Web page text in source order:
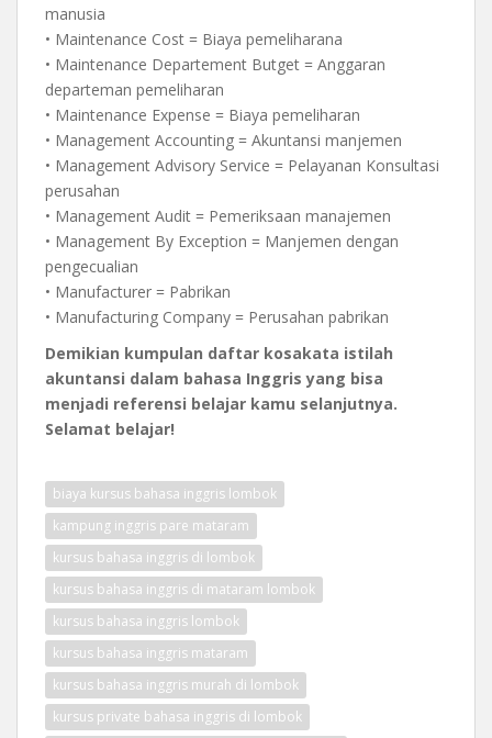
manusia
• Maintenance Cost = Biaya pemeliharana
• Maintenance Departement Butget = Anggaran
departeman pemeliharan
• Maintenance Expense = Biaya pemeliharan
• Management Accounting = Akuntansi manjemen
• Management Advisory Service = Pelayanan Konsultasi
perusahan
• Management Audit = Pemeriksaan manajemen
• Management By Exception = Manjemen dengan
pengecualian
• Manufacturer = Pabrikan
• Manufacturing Company = Perusahan pabrikan
Demikian kumpulan daftar kosakata istilah
akuntansi dalam bahasa Inggris yang bisa
menjadi referensi belajar kamu selanjutnya.
Selamat belajar!
biaya kursus bahasa inggris lombok
kampung inggris pare mataram
kursus bahasa inggris di lombok
kursus bahasa inggris di mataram lombok
kursus bahasa inggris lombok
kursus bahasa inggris mataram
kursus bahasa inggris murah di lombok
kursus private bahasa inggris di lombok